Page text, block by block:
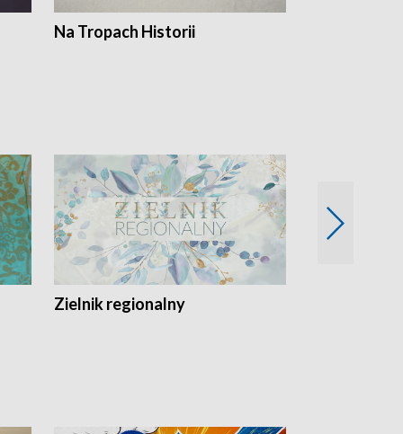
Na Tropach Historii
Zielnik regionalny